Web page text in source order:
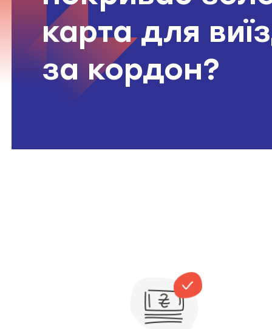
Перелік відомостей, що мають
обставини, що враховуються
Застереження для споживача
страхування
карта для
за кордон?